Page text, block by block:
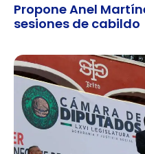
Propone Anel
sesiones de cabildo